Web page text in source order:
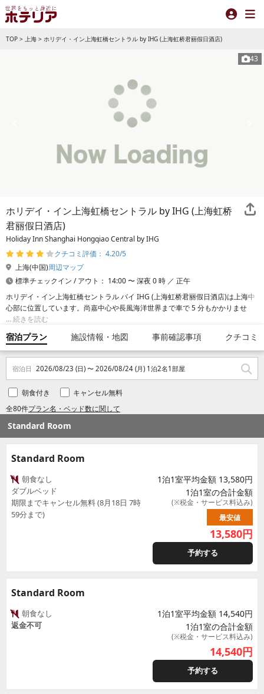
TOP > 上海 > ホリデイ・イン上海虹橋セントラル by IHG (上海虹桥君丽假日酒店)
43
ホリデイ・イン上海虹橋セントラル by IHG (上海虹桥
君丽假日酒店)
Holiday Inn Shanghai Hongqiao Central by IHG
クチコミ評価： 4.20/5
上海(中国)周辺マップ
標準チェックイン / アウト： 14:00 〜 深夜 0 時 ／ 正午
ホリデイ・イン上海虹橋セントラル バイ IHG (上海虹桥君丽假日酒店)は上海中
心部に位置しています。尚嘉中心や長風海洋世界まで車で 5 分もかかりませ
ん。 この高級ホテルは、上海跨国采购会展中心まで 3.1 km、静安寺まで 4.1
km の場所にあります。
続きを読む
宿泊プラン 施設情報・地図 事前確認事項 クチコミ
宿泊日 2026/08/23 (日) 〜 2026/08/24 (月) 1泊2名1部屋
全80件プラン名・ベッド数に関して
朝食付き キャンセル無料
Standard Room
Standard Room
朝食なし
ダブルベッド
期限までキャンセル無料 (8月18日 7時
59分まで)
1泊1室平均金額 13,580円
1泊1室の合計金額
(※税金・サービス料込み)
最安値
13,580円
予約する
Standard Room
朝食なし
返金不可
1泊1室平均金額 14,540円
1泊1室の合計金額
(※税金・サービス料込み)
14,540円
予約する